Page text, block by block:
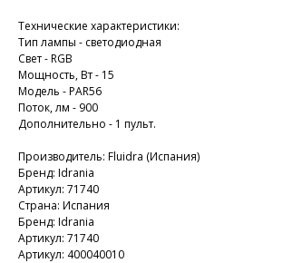
Технические характеристики:
Тип лампы - светодиодная
Свет - RGB
Мощность, Вт - 15
Модель - PAR56
Поток, лм - 900
Дополнительно - 1 пульт.
Производитель: Fluidra (Испания)
Бренд: Idrania
Артикул: 71740
Страна: Испания
Бренд: Idrania
Артикул: 71740
Артикул: 400040010